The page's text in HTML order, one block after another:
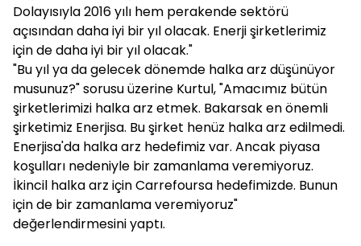
Dolayısıyla 2016 yılı hem perakende sektörü
açısından daha iyi bir yıl olacak. Enerji şirketlerimiz
için de daha iyi bir yıl olacak."
"Bu yıl ya da gelecek dönemde halka arz düşünüyor
musunuz?" sorusu üzerine Kurtul, "Amacımız bütün
şirketlerimizi halka arz etmek. Bakarsak en önemli
şirketimiz Enerjisa. Bu şirket henüz halka arz edilmedi.
Enerjisa'da halka arz hedefimiz var. Ancak piyasa
koşulları nedeniyle bir zamanlama veremiyoruz.
İkincil halka arz için Carrefoursa hedefimizde. Bunun
için de bir zamanlama veremiyoruz"
değerlendirmesini yaptı.